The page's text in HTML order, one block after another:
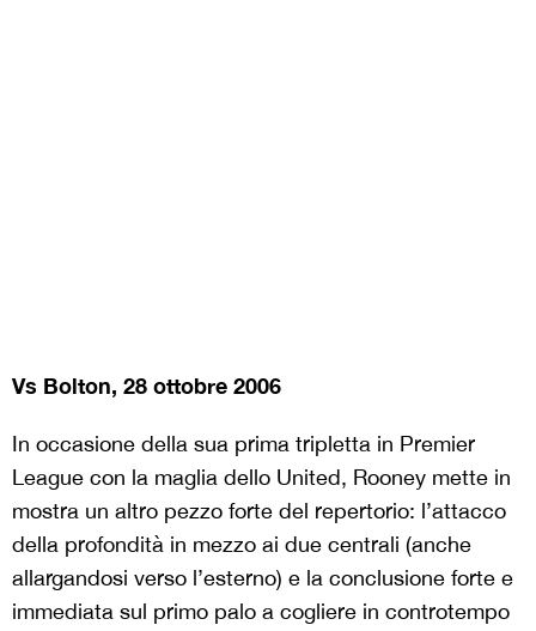
Vs Bolton, 28 ottobre 2006
In occasione della sua prima tripletta in Premier
League con la maglia dello United, Rooney mette in
mostra un altro pezzo forte del repertorio: l’attacco
della profondità in mezzo ai due centrali (anche
allargandosi verso l’esterno) e la conclusione forte e
immediata sul primo palo a cogliere in controtempo